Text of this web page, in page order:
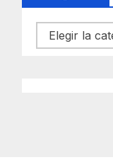
Categorías